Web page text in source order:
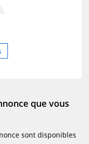
que vous
sont disponibles